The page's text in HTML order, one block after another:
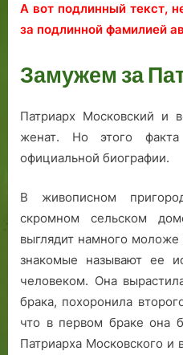
А вот подлинный текст,
за подлинной фамилией
Замужем за
Патриарх Московский и
женат. Но этого
официальной биографии.
В живописном
скромном сельском
выглядит намного
знакомые называют ее
человеком. Она
брака, похоронила
что в первом браке она
Патриарха Московского и